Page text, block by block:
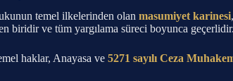
temel ilkelerinden olan masumiyet karinesi
biridir ve tüm yargılama süreci boyunca geçerlidir.
haklar, Anayasa ve 5271 sayılı Ceza